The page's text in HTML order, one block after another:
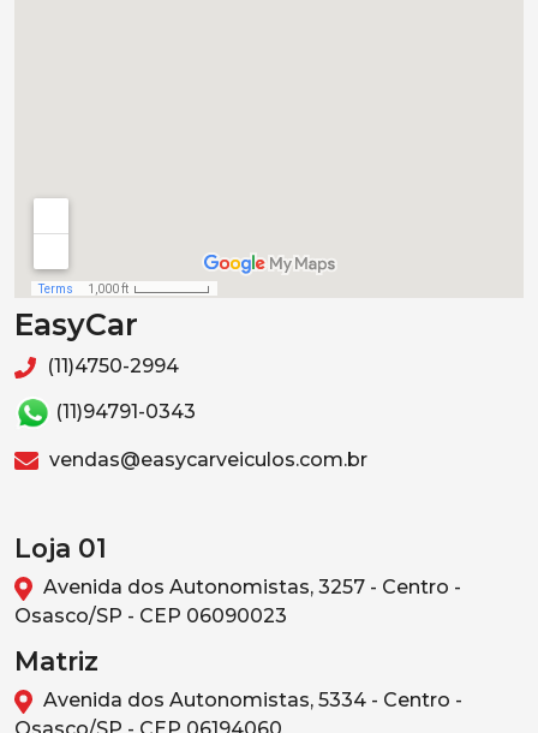
EasyCar
(11)4750-2994
(11)94791-0343
vendas@easycarveiculos.com.br
Loja 01
Avenida dos Autonomistas, 3257 - Centro -
Osasco/SP - CEP 06090023
Matriz
Avenida dos Autonomistas, 5334 - Centro -